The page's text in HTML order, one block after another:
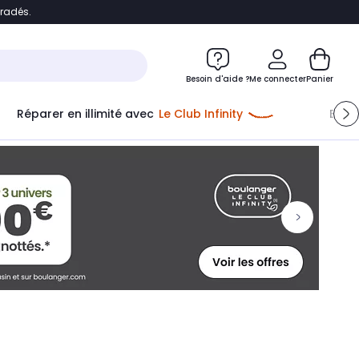
Besoin d'aide ?Me connecterPanier
Réparer en illimité avec Le Club Infinity